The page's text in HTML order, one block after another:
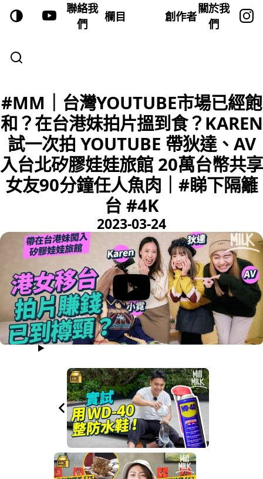
聯絡我
們
欄目 創作者
關於我
們
#MM｜台灣YOUTUBE市場已經飽
和？在台港妹拍片搵到食？KAREN
試一次拍 YOUTUBE 帶狄達、AV
入台北矽膠娃娃旅館 20萬台幣共享
女友90分鐘任人魚肉｜#睇下隔籬
台 #4K
2023-03-24